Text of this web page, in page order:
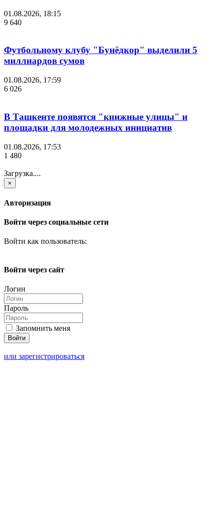
01.08.2026, 18:15
9 640
Футбольному клубу "Бунёдкор" выделили 5
миллиардов сумов
01.08.2026, 17:59
6 026
В Ташкенте появятся "книжные улицы" и
площадки для молодежных инициатив
01.08.2026, 17:53
1 480
Загрузка....
×
Авторизация
Войти через социальные сети
Войти как пользователь:
Войти через сайт
Логин
Пароль
Запомнить меня
или зарегистрироваться